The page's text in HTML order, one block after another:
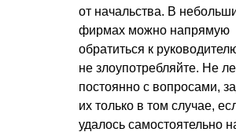
от начальства. В
фирмах можно напрямую
обратиться к
не злоупотребляйте. Не
постоянно с вопросами,
их только в том случае,
удалось самостоятельно